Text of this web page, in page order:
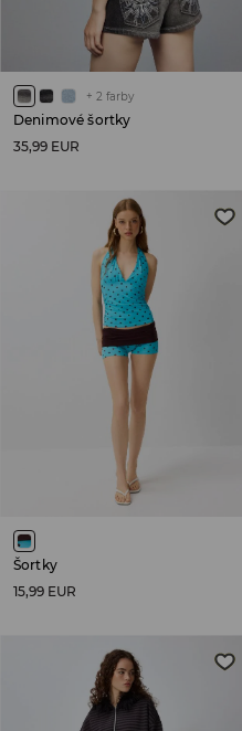
+ 2 farby
Denimové šortky
35,99 EUR
Šortky
15,99 EUR